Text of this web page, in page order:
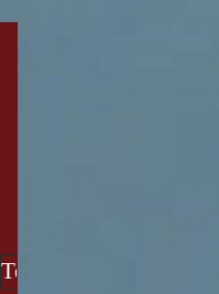
Технические